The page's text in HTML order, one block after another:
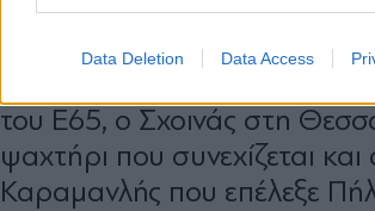
Data Deletion Data Access
SECRET 16.05.2026 19:00
του Ε65, ο Σχοινάς στη
ψαχτήρι που συνεχίζεται και
Καραμανλής που επέλεξε